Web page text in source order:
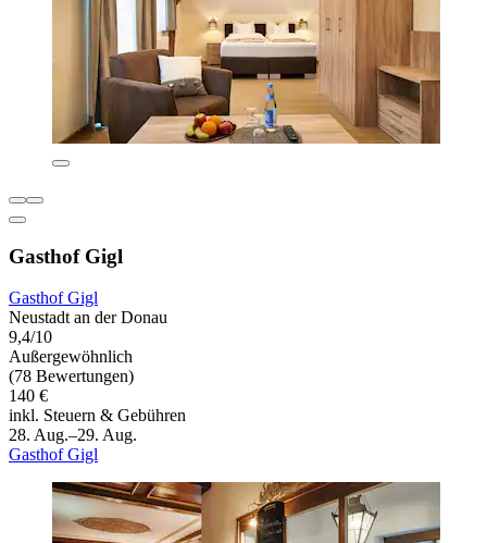
Gasthof Gigl
Gasthof Gigl
Neustadt an der Donau
9,4/10
Außergewöhnlich
(78 Bewertungen)
140 €
inkl. Steuern & Gebühren
28. Aug.–29. Aug.
Gasthof Gigl